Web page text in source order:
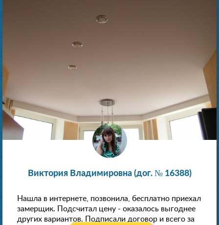
Виктория Владимировна (дог. № 16388)
Нашла в интернете, позвонила, бесплатно приехал
замерщик. Подсчитал цену - оказалось выгоднее
других вариантов. Подписали договор и всего за